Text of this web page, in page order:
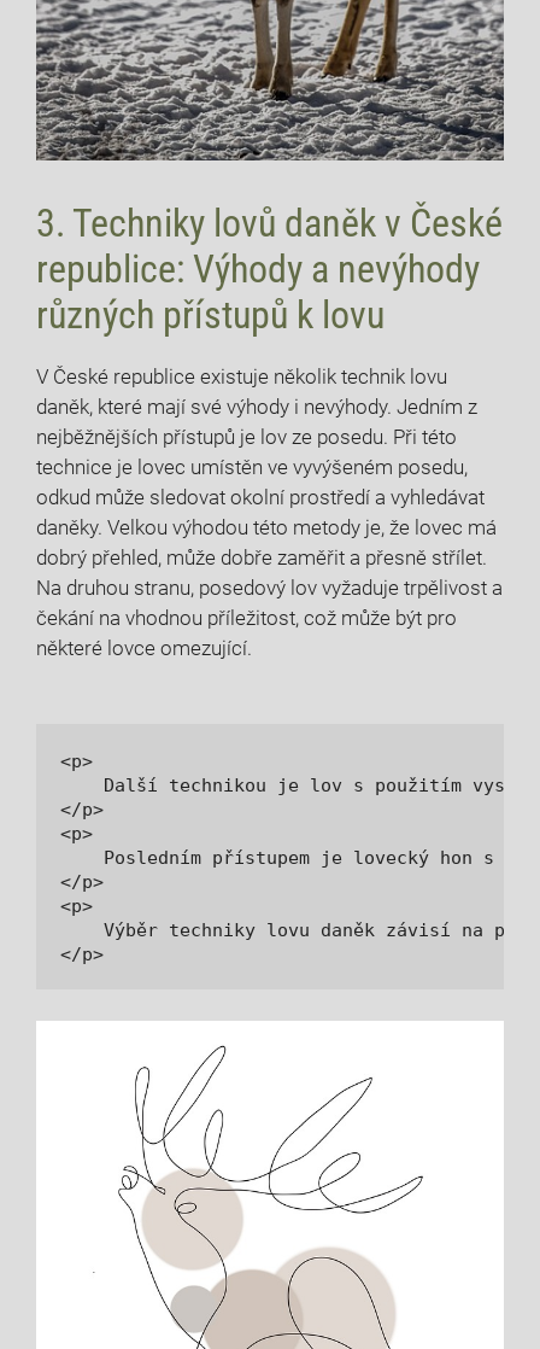
3.‍ Techniky lovů daněk v České
republice: Výhody a nevýhody
různých přístupů k lovu
V České republice existuje několik⁢ technik ⁣lovu
daněk, které mají své výhody i ⁤nevýhody. ‍Jedním z
nejběžnějších ‌přístupů je lov ze posedu.⁢ Při této
technice⁣ je lovec‌ umístěn ve vyvýšeném posedu,
odkud může sledovat ⁢okolní prostředí a vyhledávat‍
daněky.‌ Velkou výhodou této metody je, že lovec ⁤má
dobrý přehled, může dobře zaměřit a přesně střílet.
Na druhou stranu, posedový lov vyžaduje trpělivost a
čekání na vhodnou příležitost, což může ‍být pro
některé lovce ‌omezující.
<p>
Další technikou je lov s použitím
</p>
<p>
Posledním přístupem je lovecký hon s
</p>
<p>
Výběr techniky lovu daněk závisí na
</p>